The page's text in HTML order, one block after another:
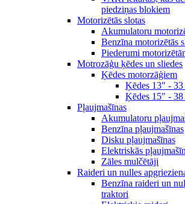
piedziņas blokiem
Motorizētās slotas
Akumulatoru
Benzīna motorizētās
Piederumi
Motrozāģu ķēdes un sliedes
Ķēdes motorzāģiem
Ķēdes 13" - 33
Ķēdes 15" - 38
Pļaujmašīnas
Akumulatoru
Benzīna pļaujmašīnas
Disku pļaujmašīnas
Elektriskās
Zāles mulčētāji
Raideri un nulles
Benzīna raideri un
traktori